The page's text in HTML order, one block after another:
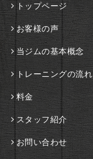
トップページ
お客様の声
当ジムの基本概念
トレーニングの流れ
料金
スタッフ紹介
お問い合わせ